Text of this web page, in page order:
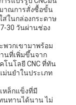
าณการสั่งซื้อขั้น
ส่ในกล่องกระดาษ
30 วันผ่านช่อง
พวกเขามาพร้อม
นที่เพิ่มขึ้นจาก
โนโลยี CNC ที่ทัน
ม่นยําในประเภท
หล็กแข็งที่มี
นทานได้นาน ไม่